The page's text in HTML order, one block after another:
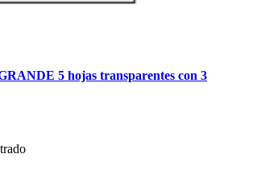
5 hojas transparentes con 3